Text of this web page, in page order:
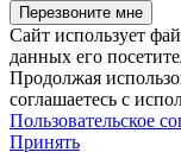
Сайт использует
данных его
Продолжая
соглашаетесь с
Пользовательское
Принять